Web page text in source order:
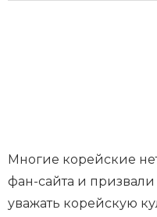
Многие корейские
фан-сайта и
уважать корейскую